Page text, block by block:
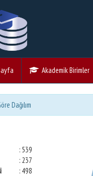
Akademik Birimler
Dağılım
: 539
: 237
: 498